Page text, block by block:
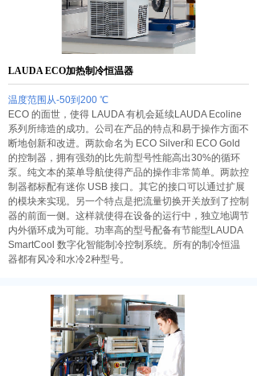
温度范围从-50到200 ℃
ECO 的面世，使得 LAUDA 有机会延续LAUDA Ecoline
系列所缔造的成功。公司在产品的特点和易于操作方面不
断地创新和改进。两款命名为 ECO Silver和 ECO Gold
的控制器，拥有强劲的比先前型号性能高出30%的循环
泵。纯文本的菜单导航使得产品的操作非常简单。两款控
制器都标配有迷你 USB 接口。其它的接口可以通过扩展
的模块来实现。另一个特点是把流量切换开关放到了控制
器的前面一侧。这样就使得在设备的运行中，独立地调节
内外循环成为可能。功率高的型号配备有节能型LAUDA
SmartCool 数字化智能制冷控制系统。所有的制冷恒温
器都有风冷和水冷2种型号。
LAUDA ECO加热制冷恒温器